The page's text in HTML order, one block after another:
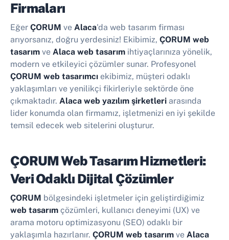
Firmaları
Eğer ÇORUM ve Alaca'da web tasarım firması
arıyorsanız, doğru yerdesiniz! Ekibimiz, ÇORUM web
tasarım ve Alaca web tasarım ihtiyaçlarınıza yönelik,
modern ve etkileyici çözümler sunar. Profesyonel
ÇORUM web tasarımcı ekibimiz, müşteri odaklı
yaklaşımları ve yenilikçi fikirleriyle sektörde öne
çıkmaktadır. Alaca web yazılım şirketleri arasında
lider konumda olan firmamız, işletmenizi en iyi şekilde
temsil edecek web sitelerini oluşturur.
ÇORUM Web Tasarım Hizmetleri:
Veri Odaklı Dijital Çözümler
ÇORUM bölgesindeki işletmeler için geliştirdiğimiz
web tasarım çözümleri, kullanıcı deneyimi (UX) ve
arama motoru optimizasyonu (SEO) odaklı bir
yaklaşımla hazırlanır. ÇORUM web tasarım ve Alaca